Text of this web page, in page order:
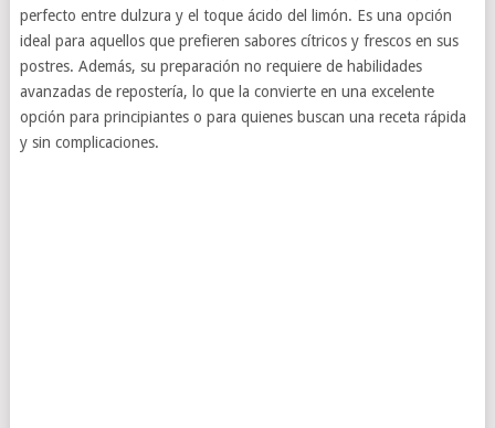
perfecto entre dulzura y el toque ácido del limón. Es una opción
ideal para aquellos que prefieren sabores cítricos y frescos en sus
postres. Además, su preparación no requiere de habilidades
avanzadas de repostería, lo que la convierte en una excelente
opción para principiantes o para quienes buscan una receta rápida
y sin complicaciones.